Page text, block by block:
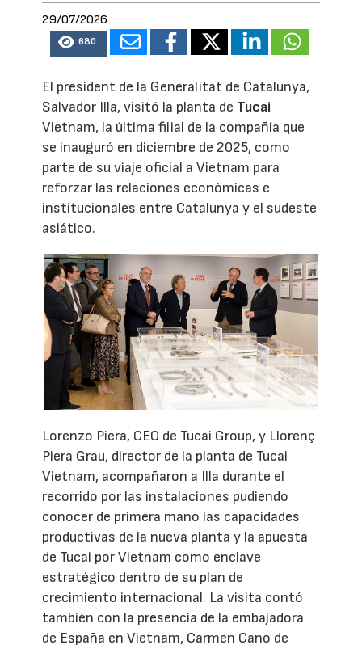
29/07/2026
680
El president de la Generalitat de Catalunya,
Salvador Illa, visitó la planta de Tucai
Vietnam, la última filial de la compañía que
se inauguró en diciembre de 2025, como
parte de su viaje oficial a Vietnam para
reforzar las relaciones económicas e
institucionales entre Catalunya y el sudeste
asiático.
Lorenzo Piera, CEO de Tucai Group, y Llorenç
Piera Grau, director de la planta de Tucai
Vietnam, acompañaron a Illa durante el
recorrido por las instalaciones pudiendo
conocer de primera mano las capacidades
productivas de la nueva planta y la apuesta
de Tucai por Vietnam como enclave
estratégico dentro de su plan de
crecimiento internacional. La visita contó
también con la presencia de la embajadora
de España en Vietnam, Carmen Cano de